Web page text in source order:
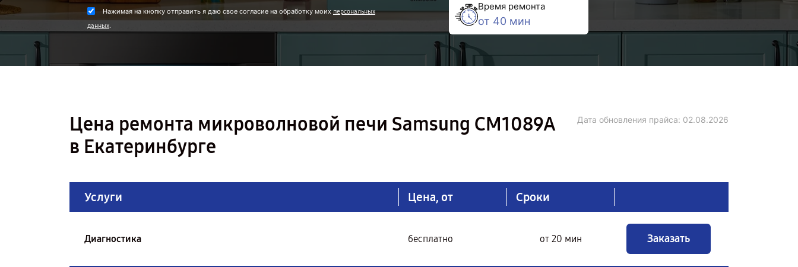
Нажимая на кнопку отправить я даю свое согласие на обработку моихперсональных
данных.
Время ремонта
от 40 мин
Цена ремонта микроволновой печи Samsung CM1089A
в Екатеринбурге
Дата обновления прайса: 02.08.2026
Услуги Цена, от Сроки
Диагностика бесплатно от 20 мин Заказать